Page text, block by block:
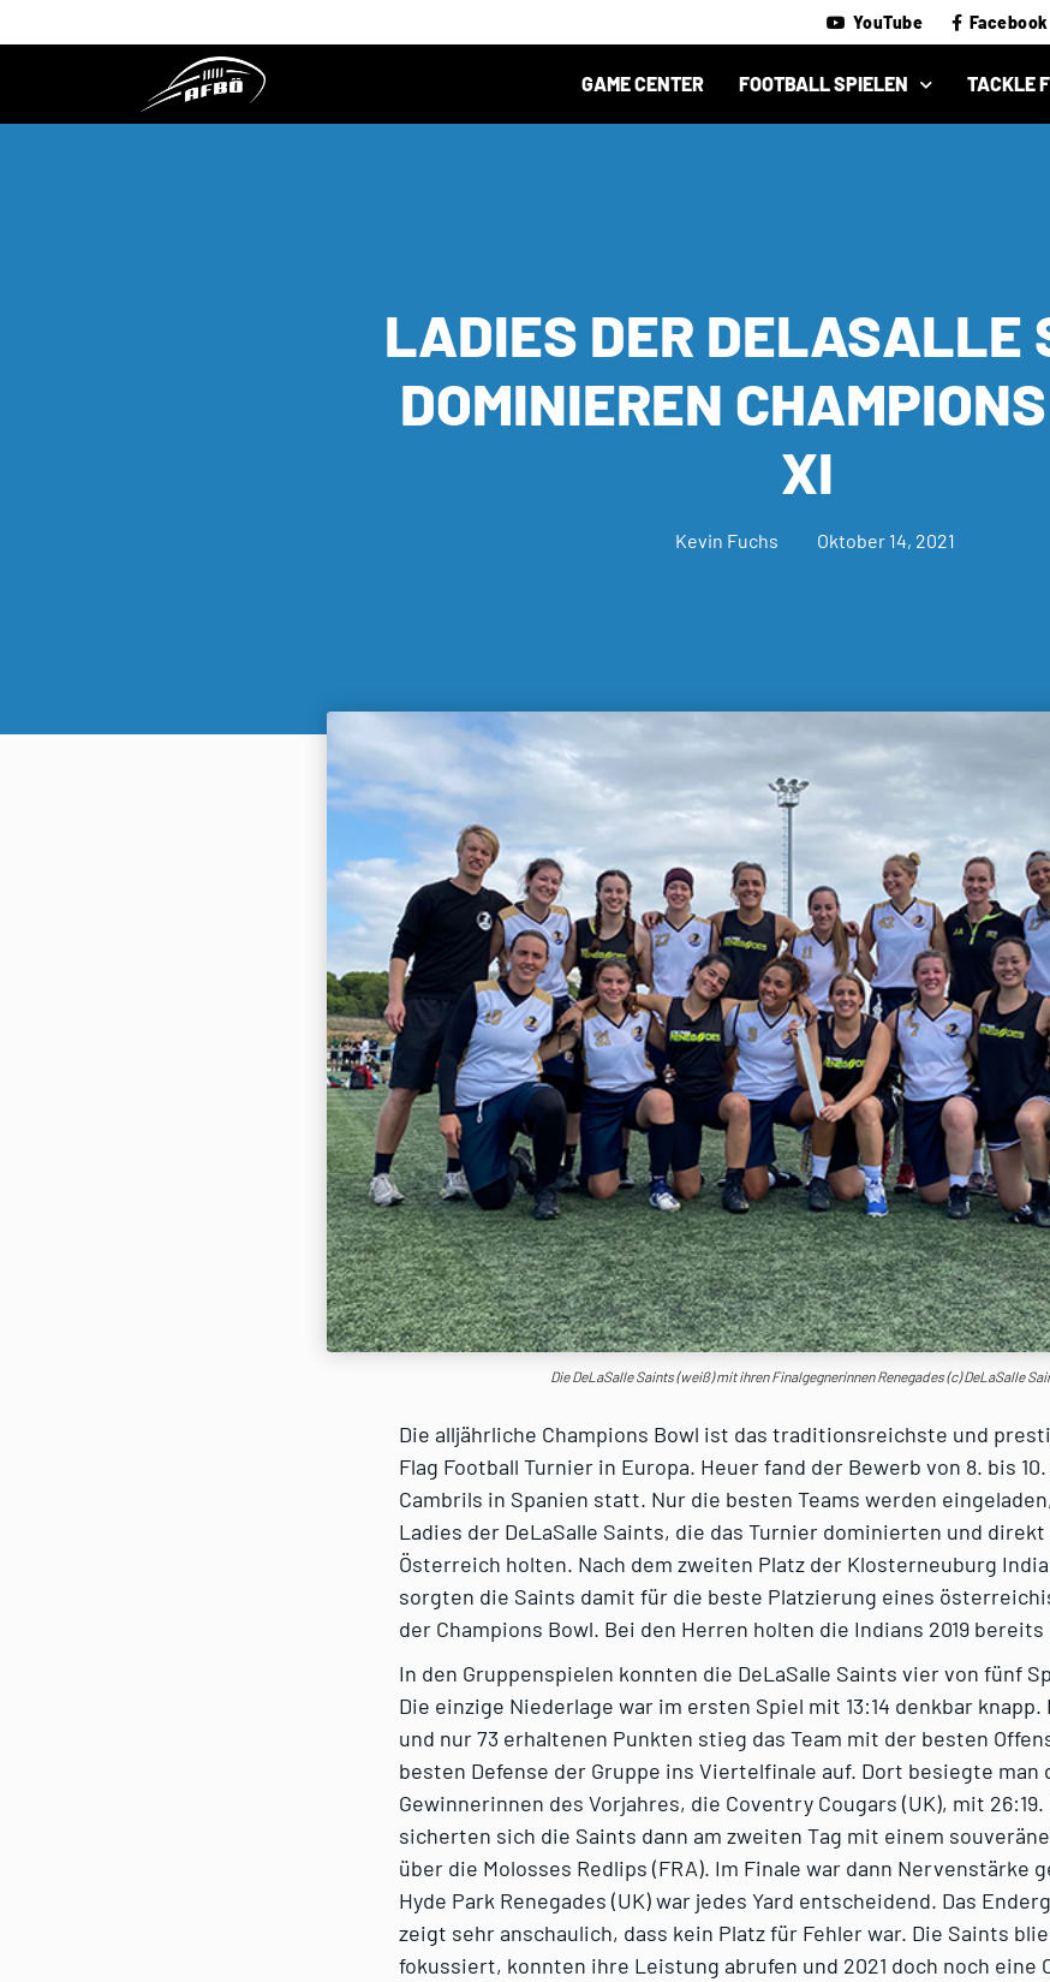
YouTube Facebook
GAME CENTER FOOTBALL SPIELEN TACKLE
LADIES DER DELASALLE
DOMINIEREN
XI
Kevin Fuchs Oktober 14, 2021
Die DeLaSalle Saints (weiß) mit ihren Finalgegnerinnen Renegades (c) DeLaSalle
Die alljährliche Champions Bowl ist das traditionsreichste und
Flag Football Turnier in Europa. Heuer fand der Bewerb von 8. bis
Cambrils in Spanien statt. Nur die besten Teams werden
Ladies der DeLaSalle Saints, die das Turnier dominierten und direkt
Österreich holten. Nach dem zweiten Platz der Klosterneuburg
sorgten die Saints damit für die beste Platzierung eines
der Champions Bowl. Bei den Herren holten die Indians 2019 bereits
In den Gruppenspielen konnten die DeLaSalle Saints vier von fünf
Die einzige Niederlage war im ersten Spiel mit 13:14 denkbar knapp.
und nur 73 erhaltenen Punkten stieg das Team mit der besten
besten Defense der Gruppe ins Viertelfinale auf. Dort besiegte man
Gewinnerinnen des Vorjahres, die Coventry Cougars (UK), mit 26:19.
sicherten sich die Saints dann am zweiten Tag mit einem
über die Molosses Redlips (FRA). Im Finale war dann Nervenstärke
Hyde Park Renegades (UK) war jedes Yard entscheidend. Das
zeigt sehr anschaulich, dass kein Platz für Fehler war. Die Saints
fokussiert, konnten ihre Leistung abrufen und 2021 doch noch eine